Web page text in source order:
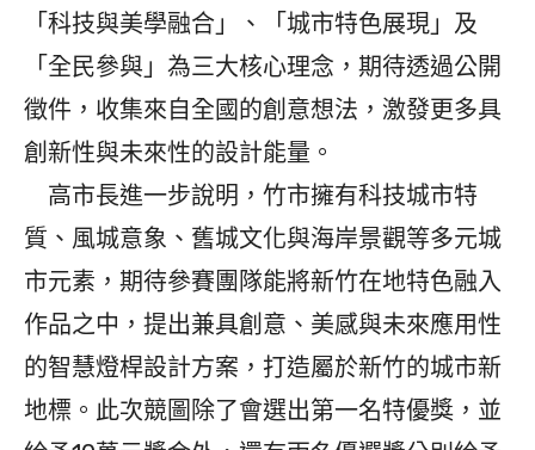
「科技與美學融合」、「城市特色展現」及
「全民參與」為三大核心理念，期待透過公開
徵件，收集來自全國的創意想法，激發更多具
創新性與未來性的設計能量。
高市長進一步說明，竹市擁有科技城市特
質、風城意象、舊城文化與海岸景觀等多元城
市元素，期待參賽團隊能將新竹在地特色融入
作品之中，提出兼具創意、美感與未來應用性
的智慧燈桿設計方案，打造屬於新竹的城市新
地標。此次競圖除了會選出第一名特優獎，並